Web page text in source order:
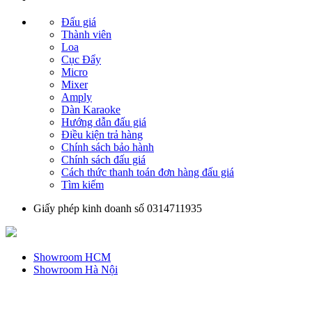
Đấu giá
Thành viên
Loa
Cục Đẩy
Micro
Mixer
Amply
Dàn Karaoke
Hướng dẫn đấu giá
Điều kiện trả hàng
Chính sách bảo hành
Chính sách đấu giá
Cách thức thanh toán đơn hàng đấu giá
Tìm kiếm
Giấy phép kinh doanh số 0314711935
Showroom HCM
Showroom Hà Nội